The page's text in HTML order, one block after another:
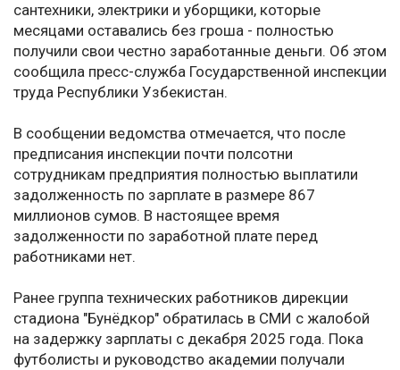
сантехники, электрики и уборщики, которые
месяцами оставались без гроша - полностью
получили свои честно заработанные деньги. Об этом
сообщила пресс-служба Государственной инспекции
труда Республики Узбекистан.
В сообщении ведомства отмечается, что после
предписания инспекции почти полсотни
сотрудникам предприятия полностью выплатили
задолженность по зарплате в размере 867
миллионов сумов. В настоящее время
задолженности по заработной плате перед
работниками нет.
Ранее группа технических работников дирекции
стадиона "Бунёдкор" обратилась в СМИ с жалобой
на задержку зарплаты с декабря 2025 года. Пока
футболисты и руководство академии получали